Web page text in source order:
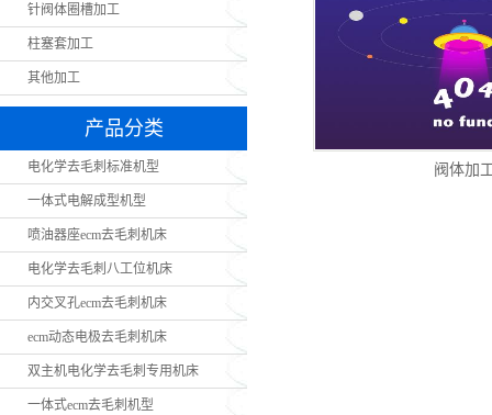
针阀体圈槽加工
柱塞套加工
其他加工
产品分类
电化学去毛刺标准机型
一体式电解成型机型
喷油器座ecm去毛刺机床
电化学去毛刺八工位机床
内交叉孔ecm去毛刺机床
ecm动态电极去毛刺机床
双主机电化学去毛刺专用机床
一体式ecm去毛刺机型
阀体加